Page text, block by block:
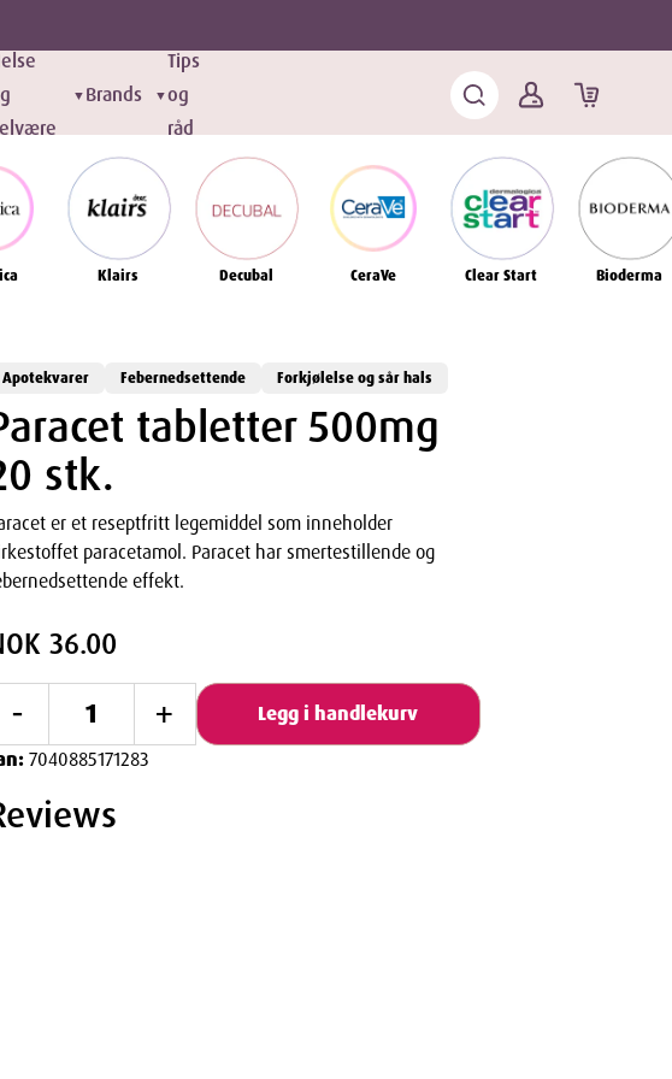
▼ Brands ▼
Tips
og
råd
Klairs Decubal CeraVe Clear Start Bioderma
Apotekvarer Febernedsettende Forkjølelse og sår hals
tabletter 500mg
stk.
er et reseptfritt legemiddel som inneholder
paracetamol. Paracet har smertestillende og
effekt.
36.00
- +
Legg i handlekurv
7040885171283